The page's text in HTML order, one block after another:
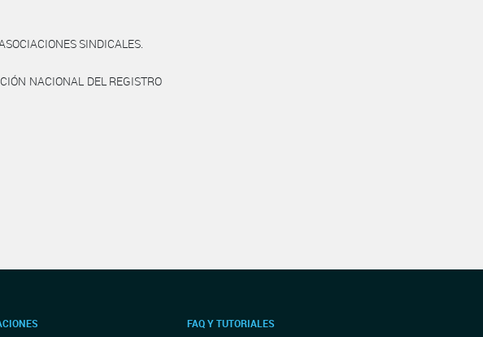
SINDICALES.
NACIONAL DEL REGISTRO
FAQ Y TUTORIALES